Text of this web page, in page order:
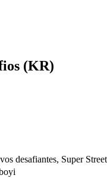
(KR)
desafiantes, Super